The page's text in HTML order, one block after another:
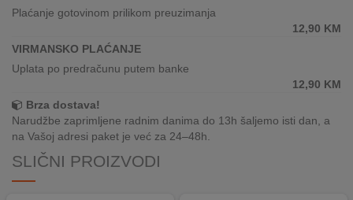
KAKO
IZ
OZNAKE
ENERGETSKE
UČINKOVITOSTI
Plaćanje gotovinom prilikom preuzimanja
12,90 KM
VIRMANSKO PLAĆANJE
Uplata po predračunu putem banke
12,90 KM
Brza dostava!
Narudžbe zaprimljene radnim danima do 13h šaljemo isti dan, a
na Vašoj adresi paket je već za 24–48h.
SLIČNI PROIZVODI